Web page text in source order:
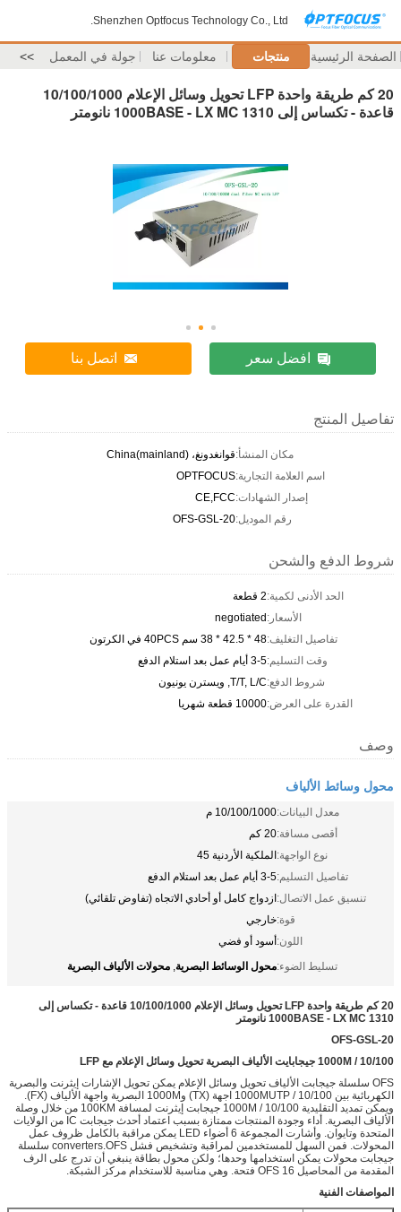
Shenzhen Optfocus Technology Co., Ltd.
الصفحة الرئيسية منتجات معلومات عنا جولة في المعمل >>
20 كم طريقة واحدة LFP تحويل وسائل الإعلام 10/100/1000
قاعدة - تكساس إلى 1000BASE - LX MC 1310 نانومتر
افضل سعر اتصل بنا
تفاصيل المنتج
مكان المنشأ:قوانغدونغ، China(mainland)
اسم العلامة التجارية:OPTFOCUS
إصدار الشهادات:CE,FCC
رقم الموديل:OFS-GSL-20
شروط الدفع والشحن
الحد الأدنى لكمية:2 قطعة
الأسعار:negotiated
تفاصيل التغليف:48 * 42.5 * 38 سم 40PCS في الكرتون
وقت التسليم:3-5 أيام عمل بعد استلام الدفع
شروط الدفع:T/T, L/C, ويسترن يونيون
القدرة على العرض:10000 قطعة شهريا
وصف
محول وسائط الألياف
معدل البيانات:10/100/1000 م
أقصى مسافة:20 كم
نوع الواجهة:الملكية الأردنية 45
تفاصيل التسليم:3-5 أيام عمل بعد استلام الدفع
تنسيق عمل الاتصال:ازدواج كامل أو أحادي الاتجاه (تفاوض تلقائي)
قوة:خارجي
اللون:أسود أو فضي
تسليط الضوء:محول الوسائط البصرية, محولات الألياف البصرية
20 كم طريقة واحدة LFP تحويل وسائل الإعلام 10/100/1000 قاعدة - تكساس إلى
1000BASE - LX MC 1310 نانومتر
OFS-GSL-20
10/100 / 1000M جيجابايت الألياف البصرية تحويل وسائل الإعلام مع LFP
OFS سلسلة جيجابت الألياف تحويل وسائل الإعلام يمكن تحويل الإشارات إيثرنت والبصرية
الكهربائية بين 10/100 / 1000MUTP اجهة (TX) و1000M البصرية واجهة الألياف (FX).
ويمكن تمديد التقليدية 10/100 / 1000M جيجابت إيثرنت لمسافة 100KM من خلال وصلة
الألياف البصرية. أداء وجودة المنتجات ممتازة بسبب اعتماد أحدث جيجابت IC من الولايات
المتحدة وتايوان. وأشارت المجموعة 6 أضواء LED يمكن مراقبة بالكامل ظروف عمل
المحولات. فمن السهل للمستخدمين لمراقبة وتشخيص فشل converters.OFS سلسلة
جيجابت محولات يمكن استخدامها وحدها؛ ولكن محول بطاقة ينبغي أن تدرج على الرف
المقدمة من المحاصيل OFS 16 فتحة. وهي مناسبة للاستخدام مركز الشبكة.
المواصفات الفنية